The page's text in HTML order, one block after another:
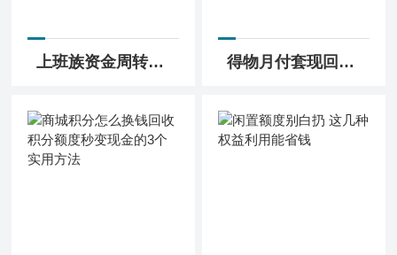
上班族资金周转遇难题别慌，这些贴钱福利别错过 得物月付套现回收方法全掌握